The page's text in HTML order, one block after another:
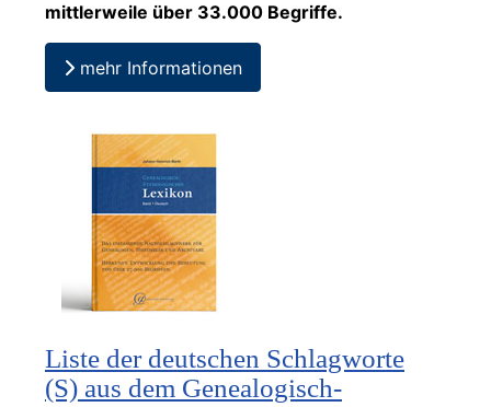
mittlerweile über 33.000 Begriffe.
mehr Informationen
Liste der deutschen Schlagworte
(S) aus dem Genealogisch-